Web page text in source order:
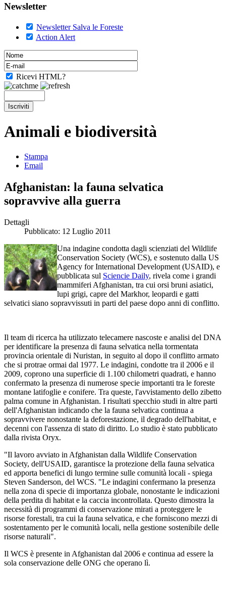
Newsletter
Newsletter Salva le Foreste
Action Alert
Ricevi HTML?
Animali e biodiversità
Stampa
Email
Afghanistan: la fauna selvatica
sopravvive alla guerra
Dettagli
Pubblicato: 12 Luglio 2011
Una indagine condotta dagli scienziati del Wildlife
Conservation Society (WCS), e sostenuto dalla US
Agency for International Development (USAID), e
pubblicata sul Sciencie Daily, rivela come i grandi
mammiferi Afghanistan, tra cui orsi bruni asiatici,
lupi grigi, capre del Markhor, leopardi e gatti
selvatici siano sopravvissuti in parti del paese dopo anni di conflitto.
Il team di ricerca ha utilizzato telecamere nascoste e analisi del DNA
per identificare la presenza di fauna selvatica nella tormentata
provincia orientale di Nuristan, in seguito al dopo il conflitto armato
che si protrae ormai dal 1977. Le indagini, condotte tra il 2006 e il
2009, coprono una superficie di 1.100 chilometri quadrati, e hanno
confermato la presenza di numerose specie importanti tra le foreste
montane latifoglie e conifere. Tra queste, l'avvistamento dello zibetto
palma comune in Afghanistan. I risultati specchio studi in altre parti
dell'Afghanistan indicando che la fauna selvatica continua a
sopravvivere nonostante la deforestazione, il degrado dell'habitat, e
decenni con l'assenza di stato di diritto. Lo studio è stato pubblicato
dalla rivista Oryx.
"Il lavoro avviato in Afghanistan dalla Wildlife Conservation
Society, dell'USAID, garantisce la protezione della fauna selvatica
ed apporta benefici di lungo termine sulle comunità locali - spiega
Steven Sanderson, del WCS. "Le indagini confermano la presenza
nella zona di specie di importanza globale, nonostante le indicazioni
della perdita di habitat e la caccia incontrollata. Questo dimostra la
necessità di programmi di conservazione mirati a proteggere le
risorse forestali, tra cui la fauna selvatica, e che forniscono mezzi di
sostentamento per le comunità locali, nella gestione sostenibile delle
risorse naturali".
Il WCS è presente in Afghanistan dal 2006 e continua ad essere la
sola conservazione delle ONG che operano lì.